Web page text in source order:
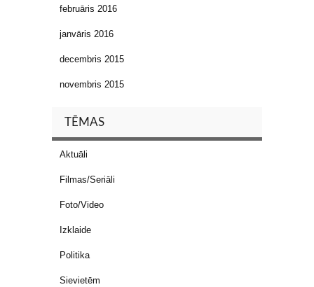
februāris 2016
janvāris 2016
decembris 2015
novembris 2015
TĒMAS
Aktuāli
Filmas/Seriāli
Foto/Video
Izklaide
Politika
Sievietēm